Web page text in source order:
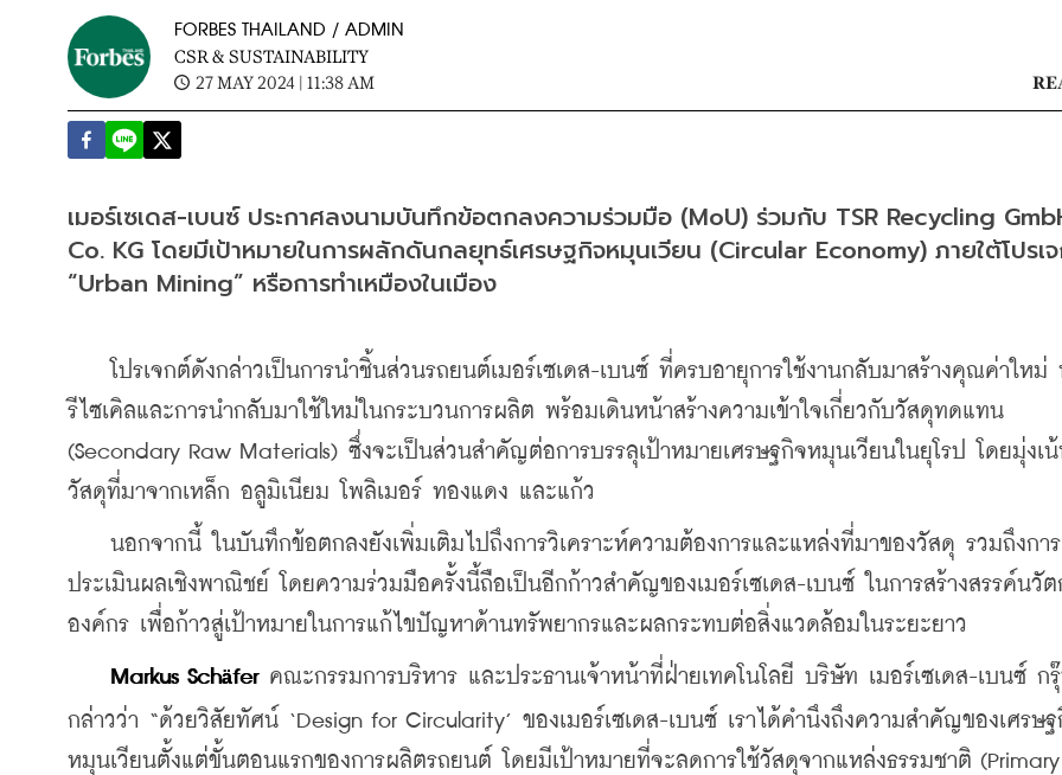
FORBES THAILAND / ADMIN
CSR & SUSTAINABILITY
27 MAY 2024 | 11:38 AM
เมอร์เซเดส-เบนซ์ ประกาศลงนามบันทึกข้อตกลงความร่วมมือ (MoU) ร่วมกับ TSR Recycling
Co. KG โดยมีเป้าหมายในการผลักดันกลยุทธ์เศรษฐกิจหมุนเวียน (Circular Economy) ภายใต้โปรเ
“Urban Mining” หรือการทำเหมืองในเมือง
โปรเจกต์ดังกล่าวเป็นการนำชิ้นส่วนรถยนต์เมอร์เซเดส-เบนซ์ ที่ครบอายุการใช้งานกลับมาสร้างคุณค่าใหม่
รีไซเคิลและการนำกลับมาใช้ใหม่ในกระบวนการผลิต พร้อมเดินหน้าสร้างความเข้าใจเกี่ยวกับวัสดุทดแทน
(Secondary Raw Materials) ซึ่งจะเป็นส่วนสำคัญต่อการบรรลุเป้าหมายเศรษฐกิจหมุนเวียนในยุโรป โดยมุ่งเ
วัสดุที่มาจากเหล็ก อลูมิเนียม โพลิเมอร์ ทองแดง และแก้ว
นอกจากนี้ ในบันทึกข้อตกลงยังเพิ่มเติมไปถึงการวิเคราะห์ความต้องการและแหล่งที่มาของวัสดุ รวมถึงการ
ประเมินผลเชิงพาณิชย์ โดยความร่วมมือครั้งนี้ถือเป็นอีกก้าวสำคัญของเมอร์เซเดส-เบนซ์ ในการสร้างสรรค์นวัต
องค์กร เพื่อก้าวสู่เป้าหมายในการแก้ไขปัญหาด้านทรัพยากรและผลกระทบต่อสิ่งแวดล้อมในระยะยาว
Markus Schäfer คณะกรรมการบริหาร และประธานเจ้าหน้าที่ฝ่ายเทคโนโลยี บริษัท เมอร์เซเดส-เบนซ์ ก
กล่าวว่า “ด้วยวิสัยทัศน์ ‘Design for Circularity’ ของเมอร์เซเดส-เบนซ์ เราได้คำนึงถึงความสำคัญของเศรษฐ
หมุนเวียนตั้งแต่ขั้นตอนแรกของการผลิตรถยนต์ โดยมีเป้าหมายที่จะลดการใช้วัสดุจากแหล่งธรรมชาติ (Primary